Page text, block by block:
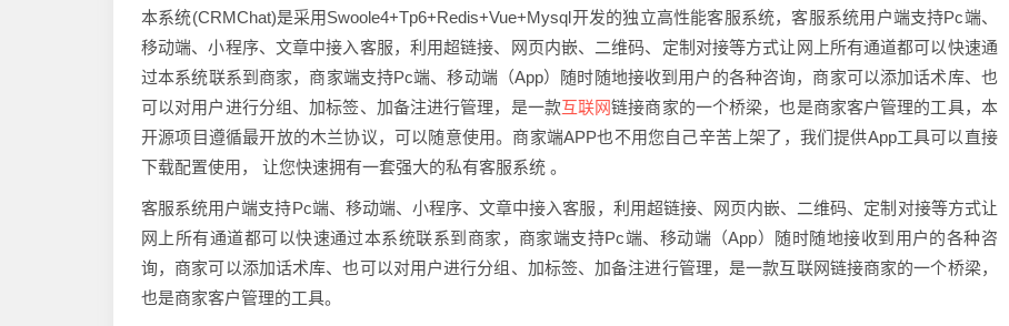
本系统(CRMChat)是采用Swoole4+Tp6+Redis+Vue+Mysql开发的独立高性能客服系统，客服系统用户端支持Pc端、
移动端、小程序、文章中接入客服，利用超链接、网页内嵌、二维码、定制对接等方式让网上所有通道都可以快速通
过本系统联系到商家，商家端支持Pc端、移动端（App）随时随地接收到用户的各种咨询，商家可以添加话术库、也
可以对用户进行分组、加标签、加备注进行管理，是一款互联网链接商家的一个桥梁，也是商家客户管理的工具，本
开源项目遵循最开放的木兰协议，可以随意使用。商家端APP也不用您自己辛苦上架了，我们提供App工具可以直接
下载配置使用， 让您快速拥有一套强大的私有客服系统 。
客服系统用户端支持Pc端、移动端、小程序、文章中接入客服，利用超链接、网页内嵌、二维码、定制对接等方式让
网上所有通道都可以快速通过本系统联系到商家，商家端支持Pc端、移动端（App）随时随地接收到用户的各种咨
询，商家可以添加话术库、也可以对用户进行分组、加标签、加备注进行管理，是一款互联网链接商家的一个桥梁，
也是商家客户管理的工具。